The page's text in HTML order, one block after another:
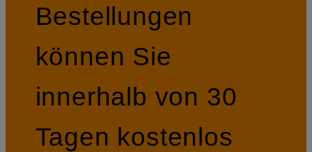
Bestellungen
können Sie
innerhalb von 30
Tagen kostenlos